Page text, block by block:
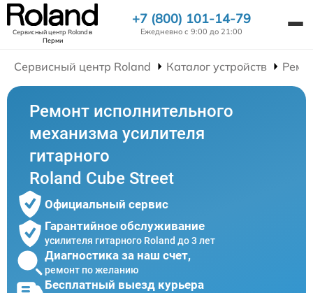
Сервисный центр Rolandв
Перми
+7 (800) 101-14-79
Ежедневно с 9:00 до 21:00
Сервисный центр Roland Каталог устройств
Ремонт исполнительного
механизма усилителя
гитарного
Roland Cube Street
Официальный сервис
Гарантийное обслуживание
усилителя гитарного Roland до 3 лет
Диагностика за наш счет,
ремонт по желанию
Бесплатный выезд курьера